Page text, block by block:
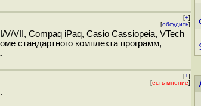
[+]
[обсудить]
VII, Compaq iPaq, Casio Cassiopeia, VTech
стандартного комплекта программ,
[+]
[есть мнение]